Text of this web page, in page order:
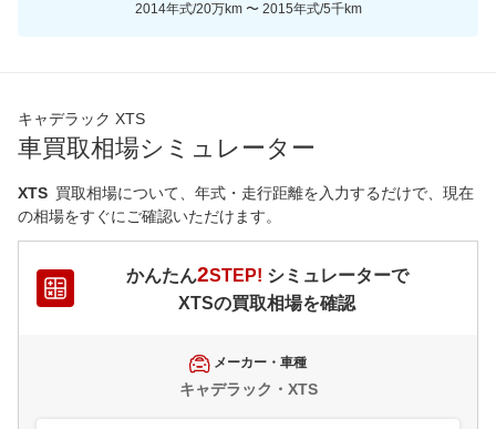
2014年式/20万km 〜 2015年式/5千km
キャデラック XTS
車買取相場シミュレーター
XTS 買取相場について、年式・走行距離を入力するだけで、現在
の相場をすぐにご確認いただけます。
かんたん2STEP! シミュレーターで
XTSの買取相場を確認
メーカー・車種
キャデラック・XTS